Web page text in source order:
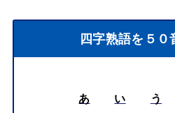
四字熟語を５０
あ い う